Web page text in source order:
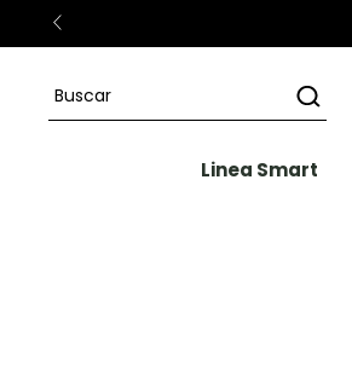
Linea Smart